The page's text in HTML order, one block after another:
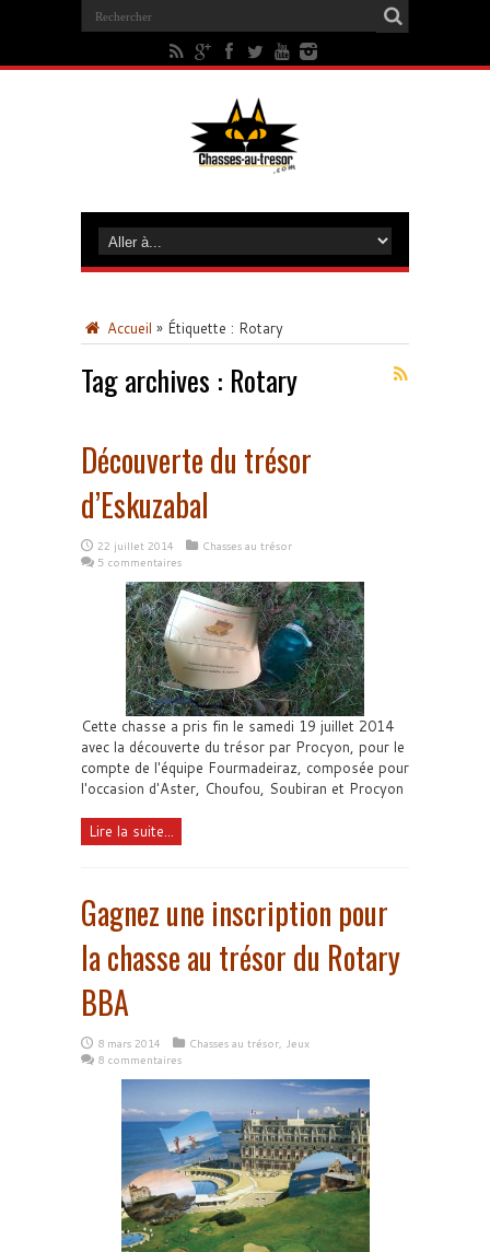
Accueil » Étiquette : Rotary
Tag archives : Rotary
Découverte du trésor
d’Eskuzabal
22 juillet 2014
Chasses au trésor
5 commentaires
Cette chasse a pris fin le samedi 19 juillet 2014
avec la découverte du trésor par Procyon, pour le
compte de l'équipe Fourmadeiraz, composée pour
l'occasion d'Aster, Choufou, Soubiran et Procyon
Lire la suite...
Gagnez une inscription pour
la chasse au trésor du Rotary
BBA
8 mars 2014 Chasses au trésor, Jeux
8 commentaires